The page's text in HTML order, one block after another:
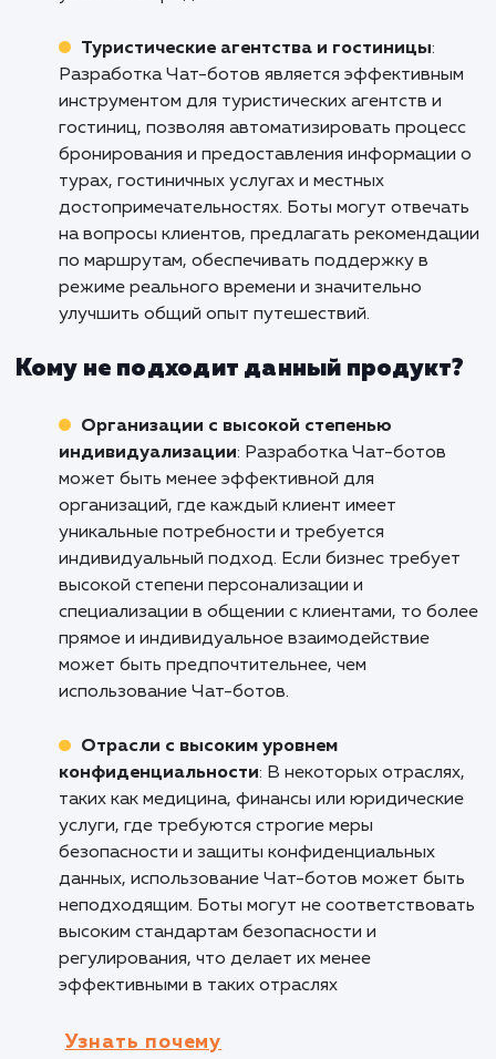
улучшить коммуникацию с клиентами,
оптимизировать процессы обслуживания и
повысить уровень удовлетворенности
Боты могут предоставлять быстрые ответы
вопросы клиентов, предлагать
персонализированные рекомендации и
в оформлении заказов, что способствует
эффективному взаимодействию с
укреплению бизнеса.
Интернет-магазины и электронная
предоставляет удобный и
магазинах. Боты могут предлагать
персонализированные рекомендации,
на вопросы о товарах, помогать в процессе
покупки и предоставлять информацию о
статусе заказа. Это помогает улучшить
пользовательский опыт, повысить
увеличить продажи.
Туристические агентства и гостиницы
Разработка Чат-ботов является
гостиниц, позволяя автоматизировать
бронирования и предоставления
турах, гостиничных услугах и местных
достопримечательностях. Боты могут
на вопросы клиентов, предлагать
по маршрутам, обеспечивать поддержку в
режиме реального времени и значительно
улучшить общий опыт путешествий.